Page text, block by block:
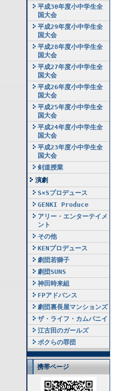
平成30年度小中学生全
国大会
平成29年度小中学生全
国大会
平成28年度小中学生全
国大会
平成27年度小中学生全
国大会
平成26年度小中学生全
国大会
平成25年度小中学生全
国大会
平成24年度小中学生全
国大会
平成23年度小中学生全
国大会
剣道授業
演劇
S×Sプロデュース
GENKI Produce
アリー・エンターテイメ
ント
その他
KENプロデュース
劇団若獅子
劇団SUNS
神田時来組
FPアドバンス
劇団裏長屋マンションズ
ザ・ライフ・カムパニイ
江古田のガールズ
ボクらの罪団
携帯ページ